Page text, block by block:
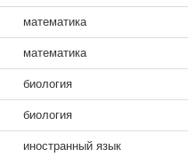
математика
математика
биология
биология
иностранный язык